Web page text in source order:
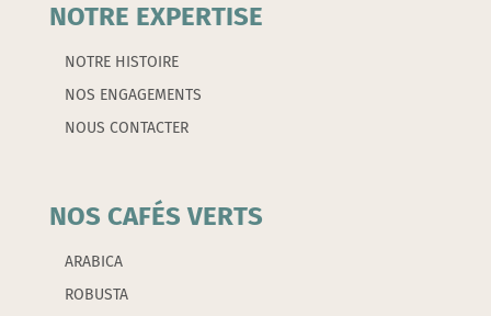
NOTRE EXPERTISE
NOTRE HISTOIRE
NOS ENGAGEMENTS
NOUS CONTACTER
NOS CAFÉS VERTS
ARABICA
ROBUSTA